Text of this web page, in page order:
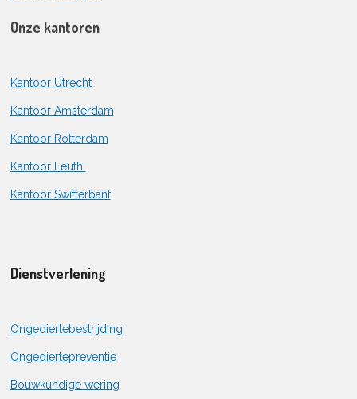
Onze kantoren
Kantoor Utrecht
Kantoor Amsterdam
Kantoor Rotterdam
Kantoor Leuth
Kantoor Swifterbant
Dienstverlening
Ongediertebestrijding
Ongediertepreventie
Bouwkundige wering